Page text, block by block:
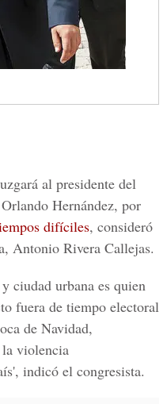
al presidente del
Hernández, por
difíciles, consideró
Antonio Rivera Callejas.
ciudad urbana es quien
fuera de tiempo electoral
de Navidad,
violencia
indicó el congresista.